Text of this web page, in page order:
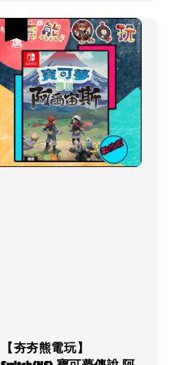
【夯夯熊電玩】